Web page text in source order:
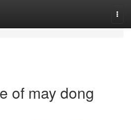
of may dong